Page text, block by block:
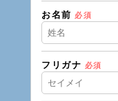
お名前 必須
フリガナ 必須